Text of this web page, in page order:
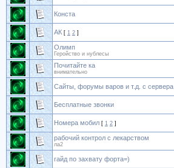
Конста
АК [ 1 2]
Олимп
Геройство и нублесы
Почитайте ка
внимательно
Сайты, форумы варов и т.д. с сервера
Бесплатные звонки
Номера мобил [ 1 2]
рабочий контрол с лекарством
ла2
гайд по захвату форта=)